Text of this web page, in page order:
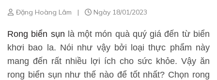
Đặng Hoàng Lâm | Ngày 18/01/2023
Rong biển sụn là một món quà quý giá đến từ biển
khơi bao la. Nói như vậy bởi loại thực phẩm này
mang đến rất nhiều lợi ích cho sức khỏe. Vậy ăn
rong biển sụn như thế nào để tốt nhất? Chọn rong